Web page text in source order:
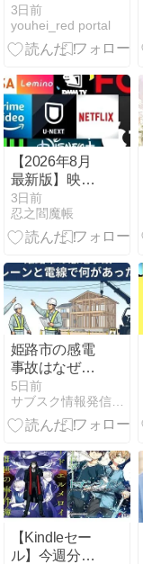
七夕花火祭 仙
台城跡から 仙
台 宮城 東北
3日前
youhei_red portal
【2026年8月
最新版】映像
系サブスクリ
プションサー
ビスまとめ｜
NEXT
Amazonプラ
イムビデオ デ
ィズニープラ
ス Hulu FOD
プレミアム 動
画配信サービ
ス
3日前
忍之閻魔帳
姫路市の感電
事故はなぜ起
きた？8月4日
に何があった
のか｜クレー
か
5日前
サブスク情報発信ブログ
【Kindleセー
ル】今週分